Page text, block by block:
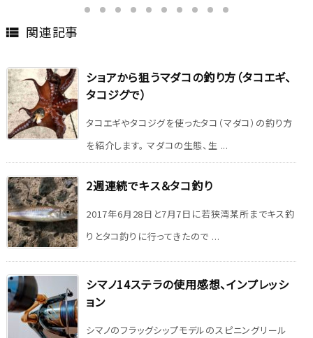
 関連記事
ショアから狙うマダコの釣り方（タコエギ、
タコジグで）
タコエギやタコジグを使ったタコ（マダコ）の釣り方
を紹介します。 マダコの生態、生 ...
2週連続でキス＆タコ釣り
2017年6月28日と7月7日に若狭湾某所までキス釣
りとタコ釣りに行ってきたので ...
シマノ14ステラの使用感想、インプレッシ
ョン
シマノのフラッグシップモデルのスピニングリール